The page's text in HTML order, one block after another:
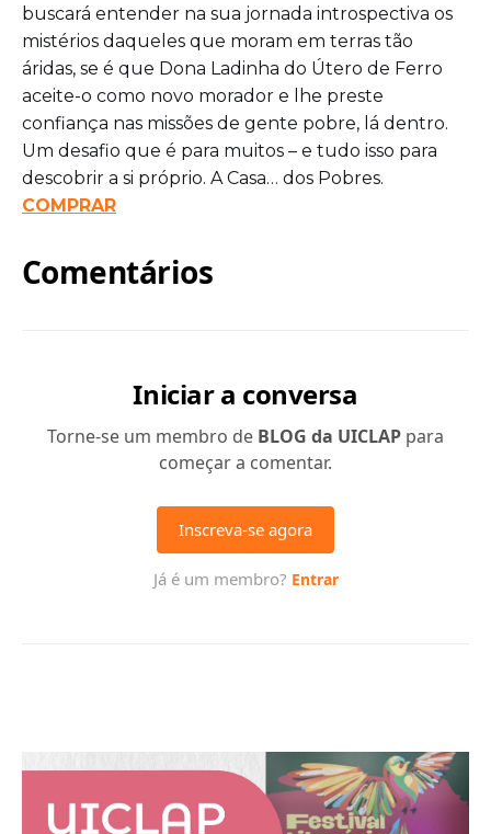
buscará entender na sua jornada introspectiva os
mistérios daqueles que moram em terras tão
áridas, se é que Dona Ladinha do Útero de Ferro
aceite-o como novo morador e lhe preste
confiança nas missões de gente pobre, lá dentro.
Um desafio que é para muitos – e tudo isso para
descobrir a si próprio. A Casa… dos Pobres.
COMPRAR